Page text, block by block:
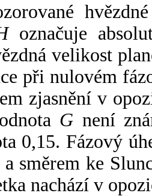
označuje
velikost
při nulovém
zjasnění v
G není
0,15. Fázový
směrem ke
nachází v